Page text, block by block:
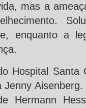
mas a
enquanto a
Hospital Santa
Hermann